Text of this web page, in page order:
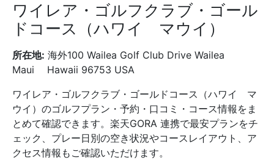
ワイレア・ゴルフクラブ・ゴール
ドコース（ハワイ マウイ）
所在地: 海外100 Wailea Golf Club Drive Wailea
Maui Hawaii 96753 USA
ワイレア・ゴルフクラブ・ゴールドコース（ハワイ マ
ウイ）のゴルフプラン・予約・口コミ・コース情報をま
とめて確認できます。楽天GORA 連携で最安プランをチ
ェック、プレー日別の空き状況やコースレイアウト、ア
クセス情報もご確認いただけます。